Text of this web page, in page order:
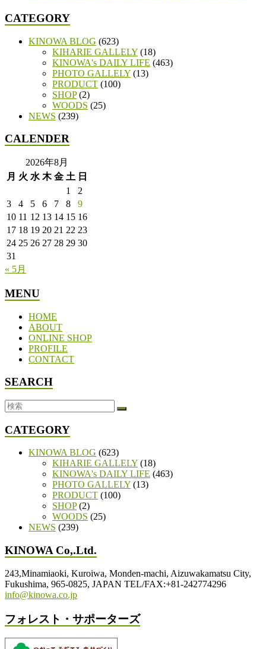
CATEGORY
KINOWA BLOG (623)
KIHARIE GALLELY (18)
KINOWA's DAILY LIFE (463)
PHOTO GALLELY (13)
PRODUCT (100)
SHOP(2)
WOODS (25)
NEWS (239)
CALENDER
2026年8月
月 火 水 木 金 土 日
1
2
3
4 5 6 7 8
9
10 11 12 13 14 15 16
17 18 19 20 21 22 23
24 25 26 27 28 29 30
31
« 5月
MENU
HOME
ABOUT
ONLINE SHOP
PROFILE
CONTACT
SEARCH
CATEGORY
KINOWA BLOG (623)
KIHARIE GALLELY (18)
KINOWA's DAILY LIFE (463)
PHOTO GALLELY (13)
PRODUCT (100)
SHOP(2)
WOODS (25)
NEWS (239)
KINOWA Co,.Ltd.
243,Minamiaoki, Kuroiwa, Monden-machi, Aizuwakamatsu City,
Fukushima, 965-0825, JAPAN TEL/FAX:+81-242774296
info@kinowa.co.jp
フォレスト・サポーターズ